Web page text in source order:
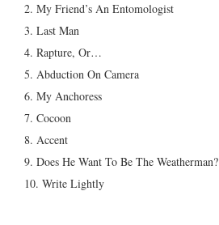
2. My Friend’s An Entomologist
3. Last Man
4. Rapture, Or…
5. Abduction On Camera
6. My Anchoress
7. Cocoon
8. Accent
9. Does He Want To Be The Weatherman?
10. Write Lightly